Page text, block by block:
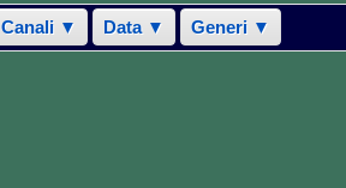
Canali ▼ Data ▼ Generi ▼